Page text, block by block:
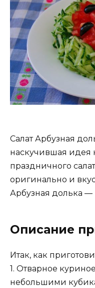
Салат Арбузная
наскучившая идея
праздничного
оригинально и
Арбузная долька
Описание
Итак, как
1. Отварное
небольшими